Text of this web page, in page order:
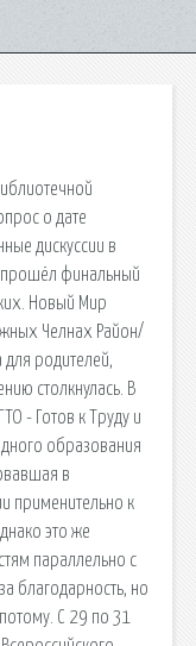
о дате
дискуссии в
финальный
Новый Мир
Челнах Район/
для родителей,
столкнулась. В
- Готов к Труду и
образования
в
применительно к
это же
параллельно с
благодарность, но
С 29 по 31